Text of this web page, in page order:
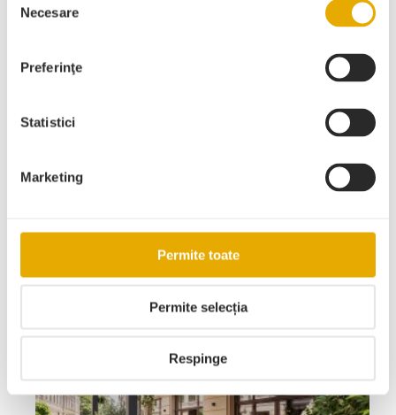
consimțământului
Necesare
Preferinţe
Statistici
Marketing
Permite toate
Permite selecția
Respinge
Inspirație
Istorie
Articole recente